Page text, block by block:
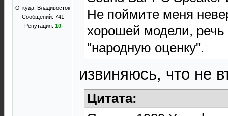
Откуда: Владивосток
Сообщений: 741
Репутация: 10
Не поймите меня
хорошей модели,
"народную оценку".
извиняюсь, что не
Цитата: